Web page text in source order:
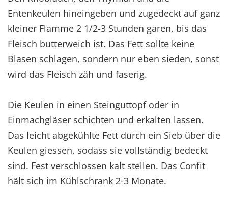
Entenkeulen hineingeben und zugedeckt auf ganz
kleiner Flamme 2 1/2-3 Stunden garen, bis das
Fleisch butterweich ist. Das Fett sollte keine
Blasen schlagen, sondern nur eben sieden, sonst
wird das Fleisch zäh und faserig.
Die Keulen in einen Steinguttopf oder in
Einmachgläser schichten und erkalten lassen.
Das leicht abgekühlte Fett durch ein Sieb über die
Keulen giessen, sodass sie vollständig bedeckt
sind. Fest verschlossen kalt stellen. Das Confit
hält sich im Kühlschrank 2-3 Monate.